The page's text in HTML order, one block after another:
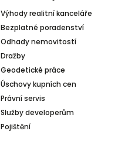
Výhody realitní kanceláře
Bezplatné poradenství
Odhady nemovitostí
Dražby
Geodetické práce
Úschovy kupních cen
Právní servis
Služby developerům
Pojištění